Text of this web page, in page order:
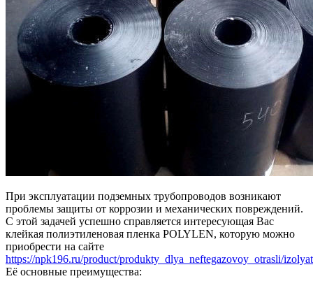
При эксплуатации подземных трубопроводов возникают
проблемы защиты от коррозии и механических повреждений.
С этой задачей успешно справляется интересующая Вас
клейкая полиэтиленовая пленка POLYLEN, которую можно
приобрести на сайте
https://npk196.ru/product/produkty_dlya_neftegazovoy_otrasli/
Её основные преимущества: